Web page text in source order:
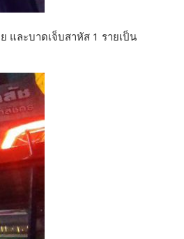
และบาดเจ็บสาหัส 1 รายเป็น